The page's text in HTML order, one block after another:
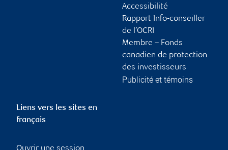
Accessibilité
Rapport Info-conseiller
de l’OCRI
Membre – Fonds
canadien de protection
des investisseurs
Publicité et témoins
Liens vers les sites en
français